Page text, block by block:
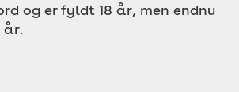
og er fyldt 18 år, men endnu
år.